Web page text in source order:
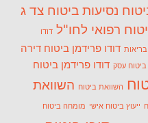
נסיעות ביטוח צד ג
רפואי לחו"ל דודו
בריאות דודו פרידמן ביטוח דירה
ביטוח עסק דודו פרידמן ביטוח
השוואת ביטוח השוואת
ייעוץ ביטוח אישי מומחה ביטוח